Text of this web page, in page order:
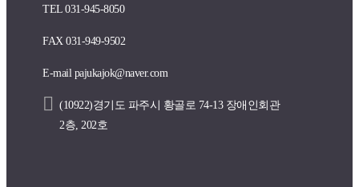
TEL 031-945-8050
FAX 031-949-9502
E-mail pajukajok@naver.com
(10922)경기도 파주시 황골로 74-13 장애인회관
2층, 202호